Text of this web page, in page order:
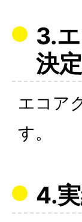
3.
決定
エコア
す。
4.